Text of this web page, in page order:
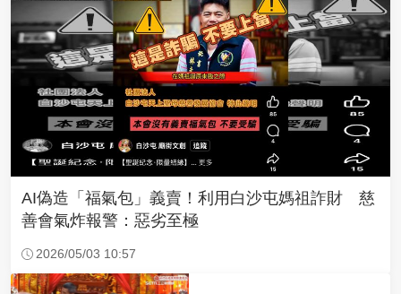
AI偽造「福氣包」義賣！利用白沙屯媽祖詐財 慈
善會氣炸報警：惡劣至極
2026/05/03 10:57